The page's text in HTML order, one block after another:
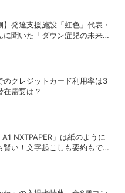
】発達支援施設「虹色」代表・
に聞いた「ダウン症児の未来に
のクレジットカード利用率は3
在需要は？
A1 NXTPAPER」は紙のように
賢い！文字起こしも要約もでき